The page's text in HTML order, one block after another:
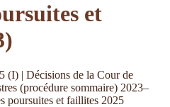
et
(I) | Décisions de la Cour de
(procédure sommaire) 2023–
poursuites et faillites 2025